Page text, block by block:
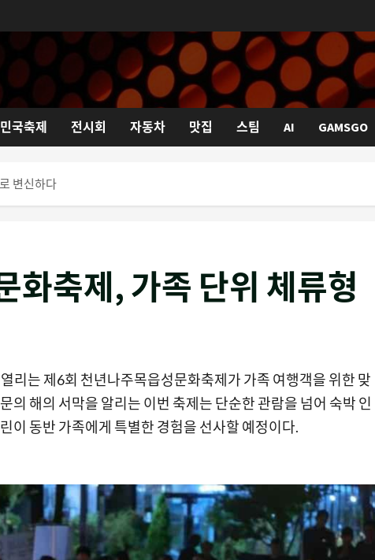
국축제 전시회 자동차 맛집 스팀 AI GAMSGO
변신하다
화축제, 가족 단위 체류형
리는 제6회 천년나주목읍성문화축제가 가족 여행객을 위한 맞
해의 서막을 알리는 이번 축제는 단순한 관람을 넘어 숙박 인
이 동반 가족에게 특별한 경험을 선사할 예정이다.